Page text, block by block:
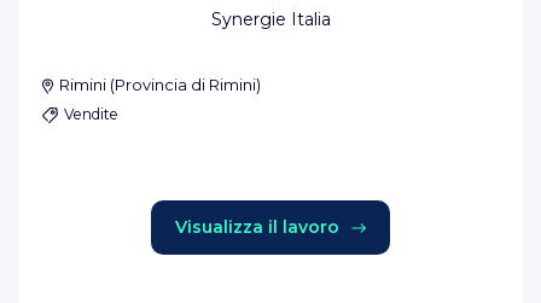
Synergie Italia
Rimini (Provincia di Rimini)
Vendite
Visualizza il lavoro